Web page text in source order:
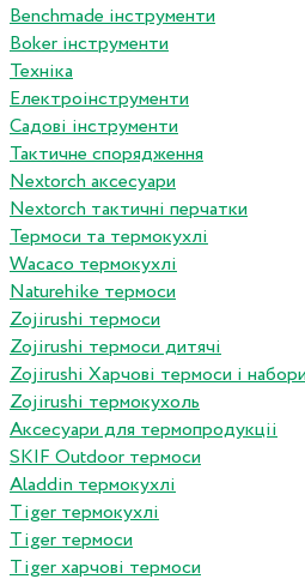
Benchmade інструменти
Boker інструменти
Техніка
Електроінструменти
Садові інструменти
Тактичне спорядження
Nextorch аксесуари
Nextorch тактичні перчатки
Термоси та термокухлі
Wacaco термокухлі
Naturehike термоси
Zojirushi термоси
Zojirushi термоси дитячі
Zojirushi Харчові термоси і
Zojirushi термокухоль
Аксесуари для термопродукціі
SKIF Outdoor термоси
Aladdin термокухлі
Tiger термокухлі
Tiger термоси
Tiger харчові термоси